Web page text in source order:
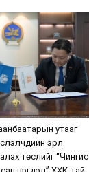
утааг
эрүүл
төслийг “Чингис